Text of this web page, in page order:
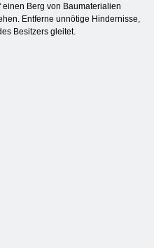
Berg von Baumaterialien
Entferne unnötige Hindernisse,
Besitzers gleitet.